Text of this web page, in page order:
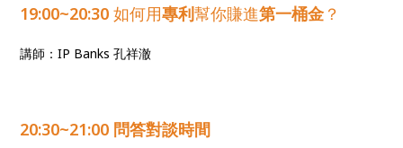
19:00~20:30如何用專利幫你賺進第一桶金？
講師：IP Banks 孔祥澈
20:30~21:00 問答對談時間